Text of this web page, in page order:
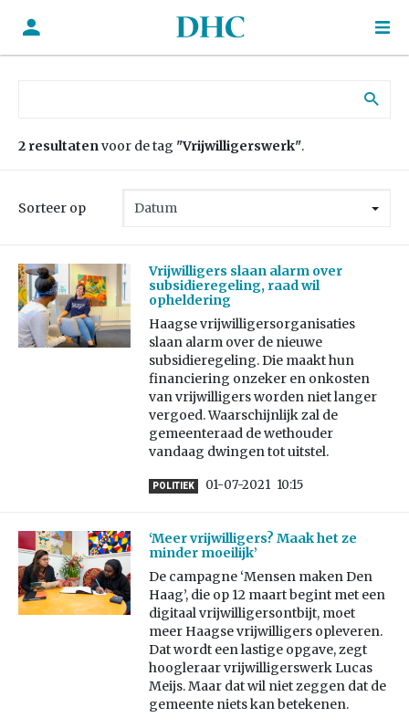
2 resultatenvoor de tag "Vrijwilligerswerk".
Sorteer op
Vrijwilligers slaan alarm over
subsidieregeling, raad wil
opheldering
Haagse vrijwilligersorganisaties
slaan alarm over de nieuwe
subsidieregeling. Die maakt hun
financiering onzeker en onkosten
van vrijwilligers worden niet langer
vergoed. Waarschijnlijk zal de
gemeenteraad de wethouder
vandaag dwingen tot uitstel.
POLITIEK 01-07-2021 10:15
‘Meer vrijwilligers? Maak het ze
minder moeilijk’
De campagne ‘Mensen maken Den
Haag’, die op 12 maart begint met een
digitaal vrijwilligersontbijt, moet
meer Haagse vrijwilligers opleveren.
Dat wordt een lastige opgave, zegt
hoogleraar vrijwilligerswerk Lucas
Meijs. Maar dat wil niet zeggen dat de
gemeente niets kan betekenen.